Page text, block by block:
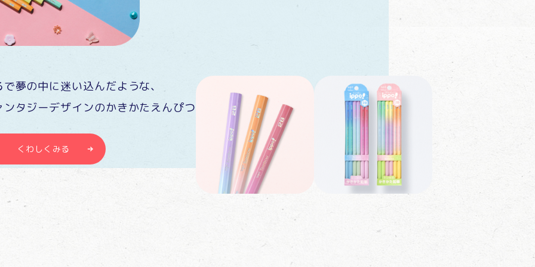
で夢の中に迷い込んだような、
ンタジーデザインのかきかたえんぴつ
くわしくみる